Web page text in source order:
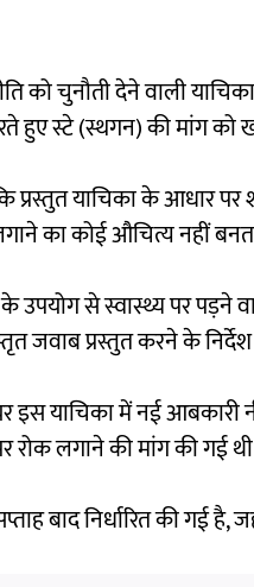
चुनौती देने वाली याचिका
स्टे (स्थगन) की मांग को
याचिका के आधार पर
का कोई औचित्य नहीं
उपयोग से स्वास्थ्य पर पड़ने
जवाब प्रस्तुत करने के निर्देश
इस याचिका में नई
रोक लगाने की मांग की गई
बाद निर्धारित की गई है,